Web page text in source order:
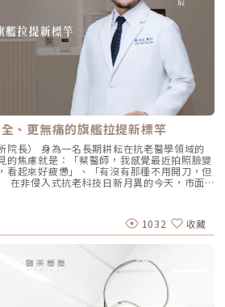
選。3. 手背（雞爪手）：重建真皮層的緊實度
顯得乾癟、血管明顯。Profhilo 透過「非填
自我修復機制。它不僅是補水，更是透過生物
，讓手背肌膚恢復細緻平滑，找回如少女般優
自然軟化而不僵硬對於愛笑或年長客戶常見的
常會因為增加了體積而讓表情變得僵硬。
，在不改變五官比例的前提下，誘導唇周肌
化」細小紋路，讓整個人看起來更加柔和、自
如何規劃妳的「逆時針」計畫？在辰美學，
的美，而非瞬間的煙火式改變。針對初次接觸
常會建議以「週期性重塑」的方式來規劃妳
：建議至少進行 2 至 3 次為了達到最佳的彈
次施打僅是啟動信號，完整的重塑需要時間
次）： 建議間隔 1 個月施打。這兩次密集的
皮層內建立穩固的擴散網絡，全面活化纖維母
次）： 建議間隔3到6個月進行第三次施打。
細胞的再生信號，讓拉皮效果更具層次感。
期療程後，肌膚的緊緻度與細緻質感通常可
術後照護：輕盈無負擔的修復由於 Profhilo
學交聯劑，術後反應極輕。只需在 24 小時內
溫泉、蒸氣室、高溫瑜伽），其餘日常生活、
程滿檔的都會女性。結語：美，是找回妳原本
法」，而是「還原」。Profhilo 逆時針的哲
我們不希望客戶變得不像自己，我們希望妳在
緊緻、透亮的彈力美感。妳不需要厚重的粉底
，就是妳健康的真皮層。如果妳也想體驗這種
來到辰美學，讓我們為妳量身定制專屬的逆齡
脂肪細胞，促使膠原蛋白和彈力蛋白大量新
化問題。2. 全面改善膚況：不只填補，更提升
局部填充，璞菲洛注射後會均勻擴散至皮膚的
能全面性地改善肌膚，包括： 提升肌膚緊實
與粗糙 減少細紋、改善膚色不均3. 自然柔和
洛的質地較輕盈、流動性高，主要作用提升肌
是增加額外體積。因此，能帶來自然、柔和的
可能導致的僵硬或「饅化」現象，讓你看起來
了手腳。4. 獨創 BAP 五點注射技術：療程更
(Bio Aesthetic Points) 五點注射技術。醫師
的生物美學點進行注射，就能讓玻尿酸均勻
的針數和疼痛感，也降低了術後瘀青和腫脹
速。5. 高濃度、不含交聯劑：安全性高、低發
成分，且製程中不使用任何化學交聯劑，能有
敏風險。同時，也經過多項國際認證，確保了
） vs. 傳統玻尿酸比較 療程名稱
、更無痛的旗艦拉提新標竿
院長） 身為一名長期耕耘在抗老醫學領域的
的焦慮就是：「蔡醫師，我感覺最近拍照臉變
看起來好疲憊」、「有沒有那種不用開刀，但
在非侵入式抗老科技日新月異的今天，市面
當病患詢問我最信任哪一台儀器時，我的首選
而在 2026 年的現在，隨著 Ultherapy
醫美界正式進入了「精準醫療」的新紀元。這
度，深度拆解為什麼美音二代會成為我臨床治
義抗老的黃金標準。一、 為什麼「看得到」
提不是「能量越強越好」，而是「能量要打在
度、皮下脂肪分布、筋膜層（SMAS）的深
完全不同。即便是在同一個人的臉上，左側與
傳統的音波療程多半屬於「盲打」，醫師只能
1032 收藏